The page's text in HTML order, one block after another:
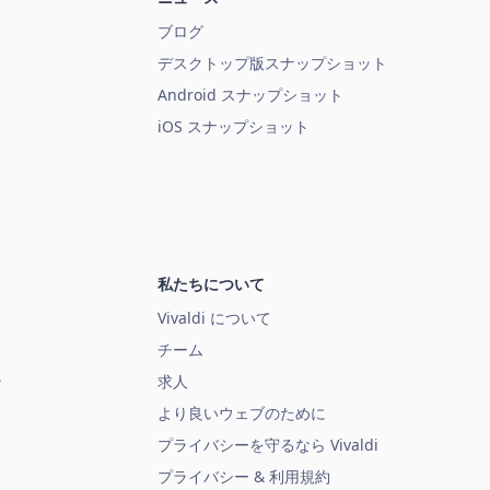
ブログ
デスクトップ版スナップショット
Android スナップショット
iOS スナップショット
私たちについて
Vivaldi について
チーム
求人
より良いウェブのために
プライバシーを守るなら Vivaldi
プライバシー & 利用規約